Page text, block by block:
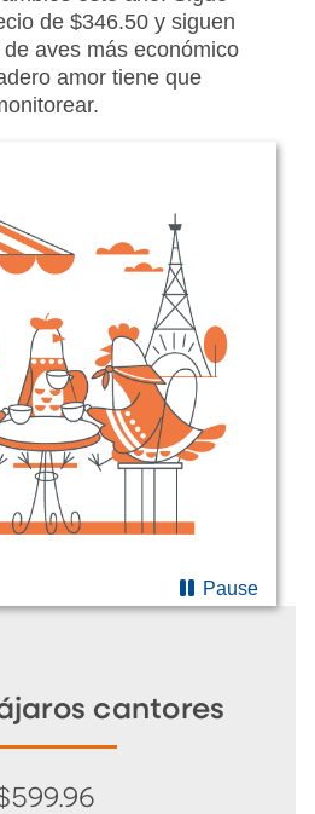
de $346.50 y siguen
aves más económico
amor tiene que
Pause
cantores